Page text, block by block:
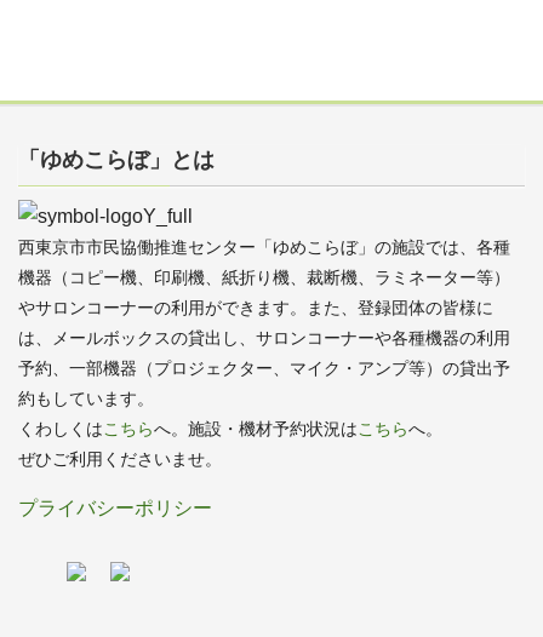
「ゆめこらぼ」とは
西東京市市民協働推進センター「ゆめこらぼ」の施設では、各種
機器（コピー機、印刷機、紙折り機、裁断機、ラミネーター等）
やサロンコーナーの利用ができます。また、登録団体の皆様に
は、メールボックスの貸出し、サロンコーナーや各種機器の利用
予約、一部機器（プロジェクター、マイク・アンプ等）の貸出予
約もしています。
くわしくはこちらへ。施設・機材予約状況はこちらへ。
ぜひご利用くださいませ。
プライバシーポリシー